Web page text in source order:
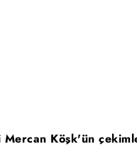
Köşk'ün